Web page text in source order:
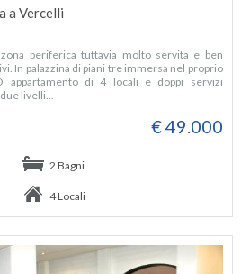
a Vercelli
periferica tuttavia molto servita e ben
In palazzina di piani tre immersa nel proprio
appartamento di 4 locali e doppi servizi
livelli...
€ 49.000
2 Bagni
4 Locali